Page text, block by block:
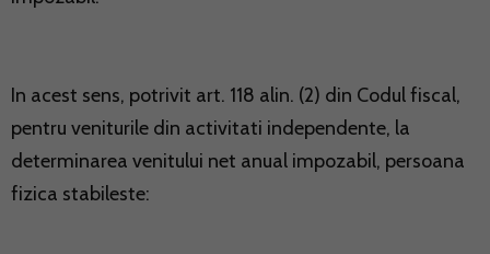
In acest sens, potrivit art. 118 alin. (2) din Codul fiscal,
pentru veniturile din activitati independente, la
determinarea venitului net anual impozabil, persoana
fizica stabileste: